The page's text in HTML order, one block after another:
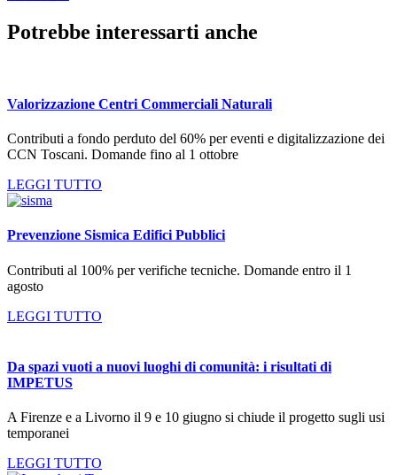
Potrebbe interessarti anche
Valorizzazione Centri Commerciali Naturali
Contributi a fondo perduto del 60% per eventi e digitalizzazione dei
CCN Toscani. Domande fino al 1 ottobre
LEGGI TUTTO
Prevenzione Sismica Edifici Pubblici
Contributi al 100% per verifiche tecniche. Domande entro il 1
agosto
LEGGI TUTTO
Da spazi vuoti a nuovi luoghi di comunità: i risultati di
IMPETUS
A Firenze e a Livorno il 9 e 10 giugno si chiude il progetto sugli usi
temporanei
LEGGI TUTTO